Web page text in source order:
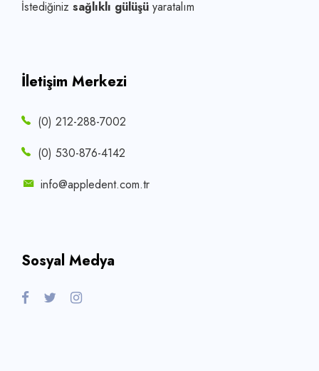
İstediğiniz sağlıklı gülüşü yaratalım
İletişim Merkezi
(0) 212-288-7002
(0) 530-876-4142
info@appledent.com.tr
Sosyal Medya